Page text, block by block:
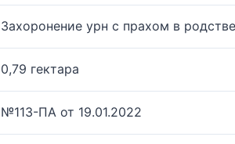
Захоронение урн с прахом в
0,79 гектара
№113-ПА от 19.01.2022